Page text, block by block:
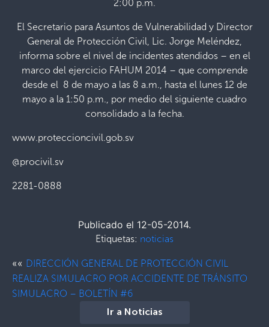
2:00 p.m.
El Secretario para Asuntos de Vulnerabilidad y Director
General de Protección Civil, Lic. Jorge Meléndez,
informa sobre el nivel de incidentes atendidos – en el
marco del ejercicio FAHUM 2014 – que comprende
desde el 8 de mayo a las 8 a.m., hasta el lunes 12 de
mayo a la 1:50 p.m., por medio del siguiente cuadro
consolidado a la fecha.
www.proteccioncivil.gob.sv
@procivil.sv
2281-0888
Publicado el 12-05-2014.
Etiquetas: noticias
«« DIRECCIÓN GENERAL DE PROTECCIÓN CIVIL
REALIZA SIMULACRO POR ACCIDENTE DE TRÁNSITO
SIMULACRO – BOLETÍN #6
Ir a Noticias